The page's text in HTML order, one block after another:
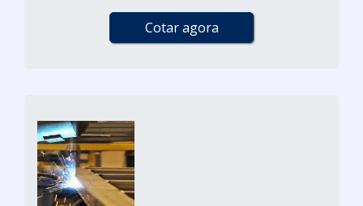
Cotar agora